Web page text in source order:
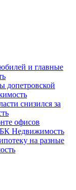
и главные
допетровской
снизился за
офисов
Недвижимость
на разные